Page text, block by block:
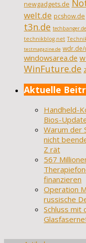
newgadgets.de
welt.de pcshow.de
t3n.de techbanger.de
technikblog.net
testmagazine.de wdr.de/
windowsarea.de
WinFuture.de
Aktuelle
Handheld-
Bios-
Warum der
nicht
Z rät
567
finanzieren
Operation
russische
Schluss mit